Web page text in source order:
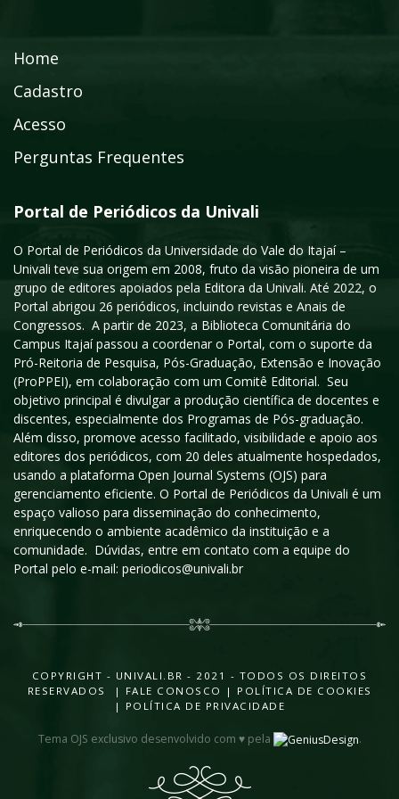
Home
Cadastro
Acesso
Perguntas Frequentes
Portal de Periódicos da Univali
O Portal de Periódicos da Universidade do Vale do Itajaí –
Univali teve sua origem em 2008, fruto da visão pioneira de um
grupo de editores apoiados pela Editora da Univali. Até 2022, o
Portal abrigou 26 periódicos, incluindo revistas e Anais de
Congressos. A partir de 2023, a Biblioteca Comunitária do
Campus Itajaí passou a coordenar o Portal, com o suporte da
Pró-Reitoria de Pesquisa, Pós-Graduação, Extensão e Inovação
(ProPPEI), em colaboração com um Comitê Editorial. Seu
objetivo principal é divulgar a produção científica de docentes e
discentes, especialmente dos Programas de Pós-graduação.
Além disso, promove acesso facilitado, visibilidade e apoio aos
editores dos periódicos, com 20 deles atualmente hospedados,
usando a plataforma Open Journal Systems (OJS) para
gerenciamento eficiente. O Portal de Periódicos da Univali é um
espaço valioso para disseminação do conhecimento,
enriquecendo o ambiente acadêmico da instituição e a
comunidade. Dúvidas, entre em contato com a equipe do
Portal pelo e-mail: periodicos@univali.br
COPYRIGHT - UNIVALI.BR - 2021 - TODOS OS DIREITOS
RESERVADOS |
FALE CONOSCO | POLÍTICA DE COOKIES
| POLÍTICA DE PRIVACIDADE
Tema OJS exclusivo desenvolvido com ♥ pela .